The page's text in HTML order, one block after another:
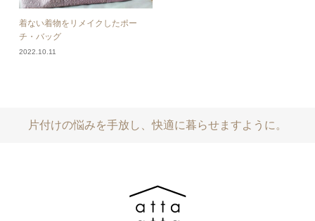
着ない着物をリメイクしたポー
チ・バッグ
2022.10.11
片付けの悩みを手放し、快適に暮らせますように。